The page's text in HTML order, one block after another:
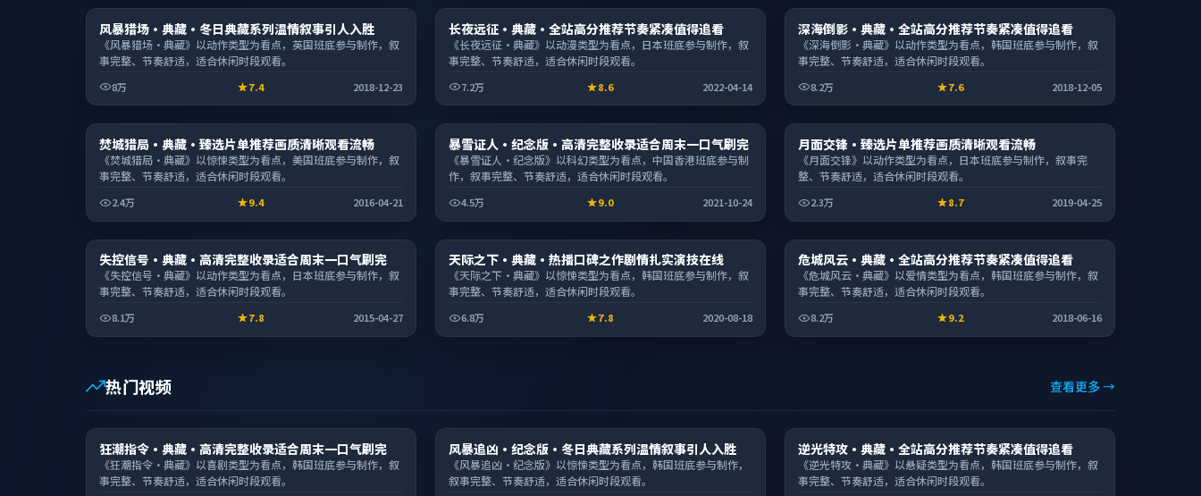
电视剧 1:31:06
风暴猎场·典藏·冬日典藏系列温情叙事引人入胜
《风暴猎场·典藏》以动作类型为看点，英国班底参与制作，叙
事完整、节奏舒适，适合休闲时段观看。
8万 7.4 2018-12-23
电影 2:40:31
长夜远征·典藏·全站高分推荐节奏紧凑值得追看
《长夜远征·典藏》以动漫类型为看点，日本班底参与制作，叙
事完整、节奏舒适，适合休闲时段观看。
7.2万 8.6 2022-04-14
综艺 1:55:07
深海倒影·典藏·全站高分推荐节奏紧凑值得追看
《深海倒影·典藏》以动作类型为看点，韩国班底参与制作，叙
事完整、节奏舒适，适合休闲时段观看。
8.2万 7.6 2018-12-05
综艺 1:35:56
焚城猎局·典藏·臻选片单推荐画质清晰观看流畅
《焚城猎局·典藏》以惊悚类型为看点，美国班底参与制作，叙
事完整、节奏舒适，适合休闲时段观看。
2.4万 9.4 2016-04-21
电影 1:45:22
暴雪证人·纪念版·高清完整收录适合周末一口气刷完
《暴雪证人·纪念版》以科幻类型为看点，中国香港班底参与制
作，叙事完整、节奏舒适，适合休闲时段观看。
4.5万 9.0 2021-10-24
动漫
月面交锋·臻选片单推荐画质清晰观看流畅
《月面交锋》以动作类型为看点，日本班底参与制作，叙事完
整、节奏舒适，适合休闲时段观看。
2.3万 8.7 2019-04-25
综艺 2:04:28
失控信号·典藏·高清完整收录适合周末一口气刷完
《失控信号·典藏》以动作类型为看点，日本班底参与制作，叙
事完整、节奏舒适，适合休闲时段观看。
8.1万 7.8 2015-04-27
电视剧 2:38:15
天际之下·典藏·热播口碑之作剧情扎实演技在线
《天际之下·典藏》以惊悚类型为看点，韩国班底参与制作，叙
事完整、节奏舒适，适合休闲时段观看。
6.8万 7.8 2020-08-18
电影 1:59:01
危城风云·典藏·全站高分推荐节奏紧凑值得追看
《危城风云·典藏》以爱情类型为看点，韩国班底参与制作，叙
事完整、节奏舒适，适合休闲时段观看。
8.2万 9.2 2018-06-16
热门视频 查看更多 →
动漫 2:42:46
狂潮指令·典藏·高清完整收录适合周末一口气刷完
《狂潮指令·典藏》以喜剧类型为看点，韩国班底参与制作，叙
事完整、节奏舒适，适合休闲时段观看。
电视剧 2:14:30
风暴追凶·纪念版·冬日典藏系列温情叙事引人入胜
《风暴追凶·纪念版》以惊悚类型为看点，韩国班底参与制作，
叙事完整、节奏舒适，适合休闲时段观看。
电影 2:35:43
逆光特攻·典藏·全站高分推荐节奏紧凑值得追看
《逆光特攻·典藏》以悬疑类型为看点，韩国班底参与制作，叙
事完整、节奏舒适，适合休闲时段观看。